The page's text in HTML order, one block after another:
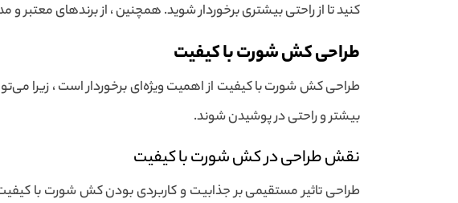
کنید تا از راحتی بیشتری برخوردار شوید. همچنین ، از برندهای معتبر
طراحی کش شورت با کیفیت
طراحی کش شورت با کیفیت از اهمیت ویژه‌ای برخوردار است ، زیرا
بیشتر و راحتی در پوشیدن شوند.
نقش طراحی در کش شورت با کیفیت
طراحی تاثیر مستقیمی بر جذابیت و کاربردی بودن کش شورت با